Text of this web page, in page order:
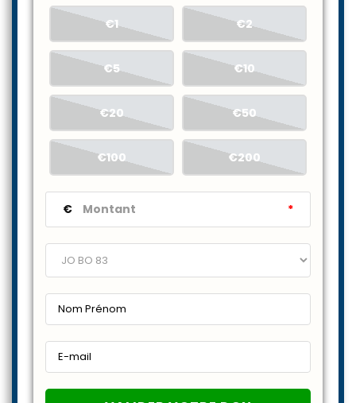
€1 €2
€5 €10
€20 €50
€100 €200
€ *